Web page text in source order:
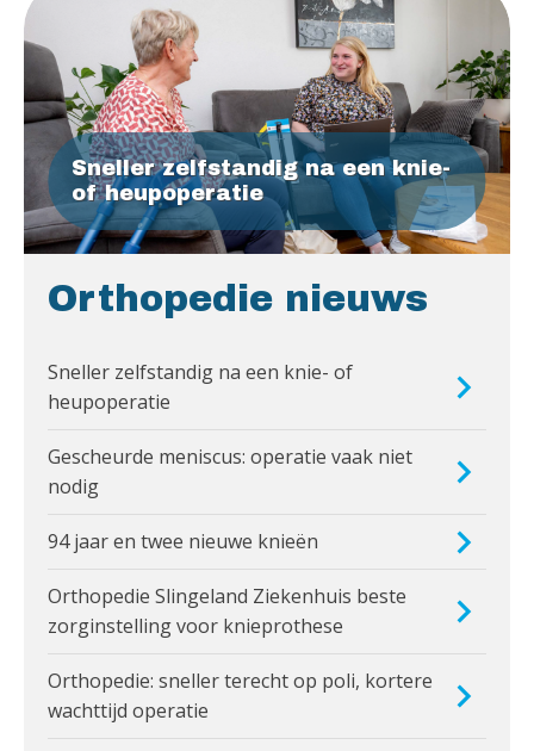
Sneller zelfstandig na een knie-
of heupoperatie
Orthopedie nieuws
Sneller zelfstandig na een knie- of
heupoperatie
Gescheurde meniscus: operatie vaak niet
nodig
94 jaar en twee nieuwe knieën
Orthopedie Slingeland Ziekenhuis beste
zorginstelling voor knieprothese
Orthopedie: sneller terecht op poli, kortere
wachttijd operatie